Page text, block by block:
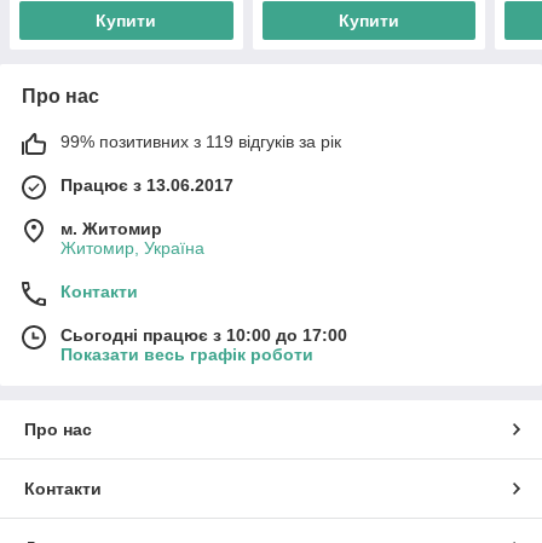
Купити Купити
Про нас
99% позитивних з 119 відгуків за рік
Працює з 13.06.2017
м. Житомир
Житомир, Україна
Контакти
Сьогодні працює з 10:00 до 17:00
Показати весь графік роботи
Про нас
Контакти